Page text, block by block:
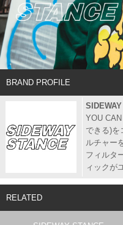
BRAND PROFILE
YOU
できる)を
ルチャー
フィルタ
ィックが
RELATED